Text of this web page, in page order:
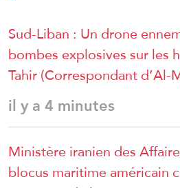
Sud-Liban : Un drone
bombes explosives sur les
Tahir (Correspondant d’Al-
il y a 4 minutes
Ministère iranien des
blocus maritime américain